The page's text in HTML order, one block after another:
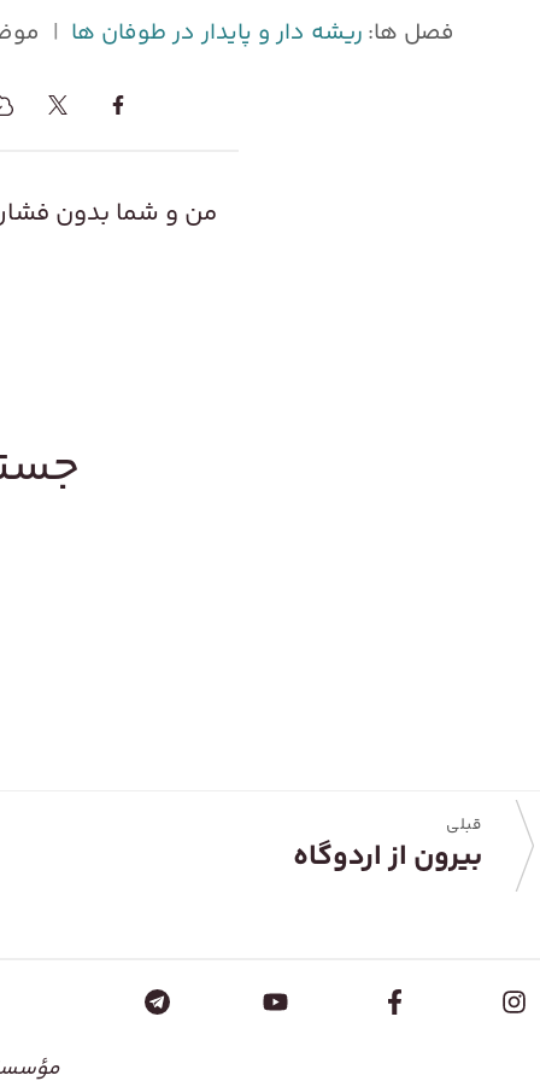
فصل ها: ریشه دار و پایدار در طوفان ها |
من و شما بدون
قبلی
بیرون از اردوگاه